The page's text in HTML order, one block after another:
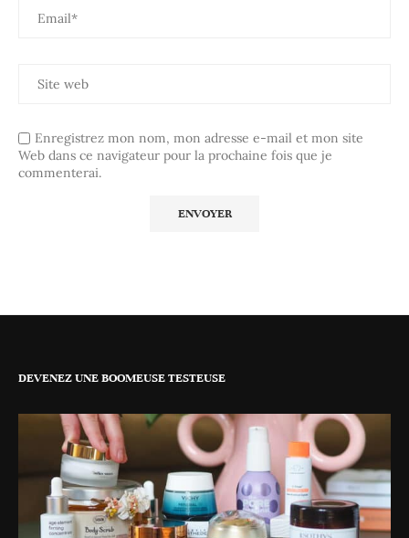
Enregistrez mon nom, mon adresse e-mail et mon site
Web dans ce navigateur pour la prochaine fois que je
commenterai.
DEVENEZ UNE BOOMEUSE TESTEUSE